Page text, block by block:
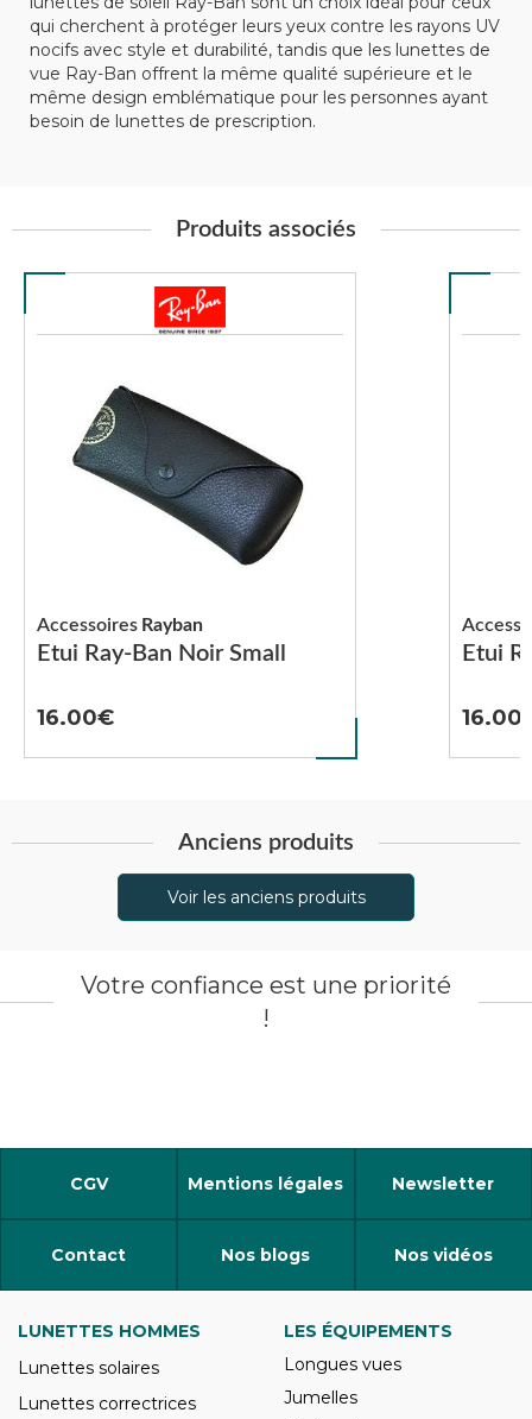
qui cherchent à protéger leurs yeux contre les rayons UV
nocifs avec style et durabilité, tandis que les lunettes de
vue Ray-Ban offrent la même qualité supérieure et le
même design emblématique pour les personnes ayant
besoin de lunettes de prescription.
Produits associés
Etui Ray-Ban Noir Small
Accessoires Rayban
16.00
Etui
16.00
Anciens produits
Voir les anciens produits
Votre confiance est une priorité
!
CGV Mentions légales Newsletter
Contact Nos blogs Nos vidéos
LUNETTES HOMMES
Lunettes solaires
Lunettes correctrices
LES ÉQUIPEMENTS
Longues vues
Jumelles